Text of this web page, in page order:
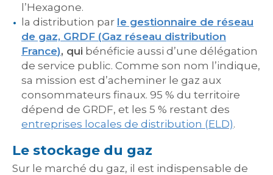
l’Hexagone.
la distribution par le gestionnaire de réseau
de gaz, GRDF (Gaz réseau distribution
France), qui bénéficie aussi d’une délégation
de service public. Comme son nom l’indique,
sa mission est d’acheminer le gaz aux
consommateurs finaux. 95 % du territoire
dépend de GRDF, et les 5 % restant des
entreprises locales de distribution (ELD).
Le stockage du gaz
Sur le marché du gaz, il est indispensable de